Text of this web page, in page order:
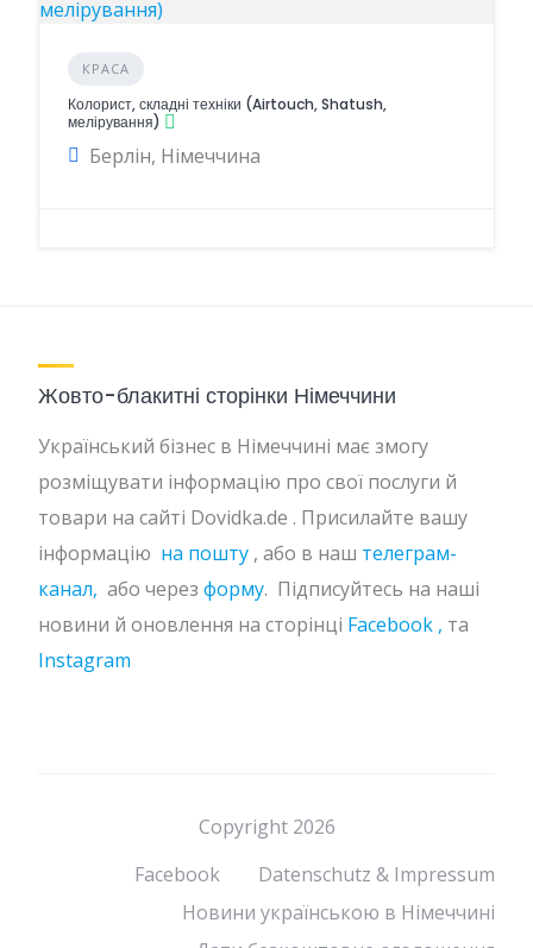
КРАСА
Колорист, складні техніки (Airtouch, Shatush,
мелірування)
Берлін, Німеччина
Жовто-блакитні сторінки Німеччини
Український бізнес в Німеччині має змогу
розміщувати інформацію про свої послуги й
товари на сайті Dovidka.de . Присилайте вашу
інформацію на пошту , або в наш телеграм-
канал, або через форму. Підписуйтесь на наші
новини й оновлення на сторінці Facebook , та
Instagram
Copyright 2026
Facebook
Datenschutz & Impressum
Новини українською в Німеччині